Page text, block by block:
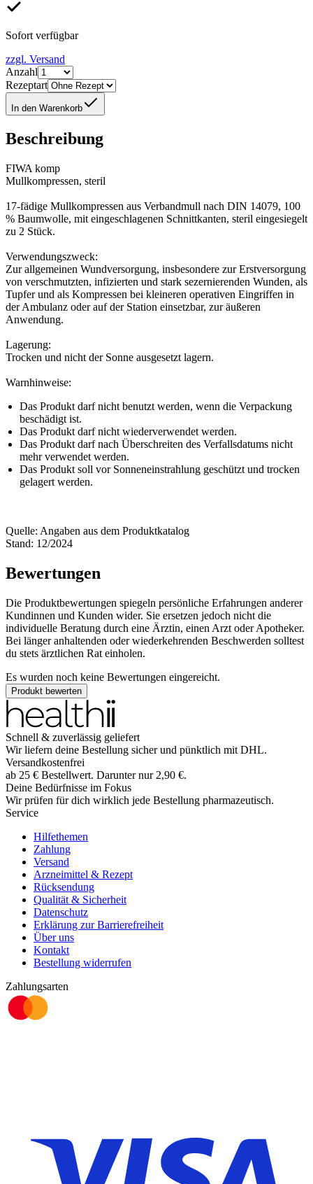
Sofort verfügbar
zzgl. Versand
Anzahl
Rezeptart
In den Warenkorb
Beschreibung
FIWA komp
Mullkompressen, steril
17-fädige Mullkompressen aus Verbandmull nach DIN 14079, 100
% Baumwolle, mit eingeschlagenen Schnittkanten, steril eingesiegelt
zu 2 Stück.
Verwendungszweck:
Zur allgemeinen Wundversorgung, insbesondere zur Erstversorgung
von verschmutzten, infizierten und stark sezernierenden Wunden, als
Tupfer und als Kompressen bei kleineren operativen Eingriffen in
der Ambulanz oder auf der Station einsetzbar, zur äußeren
Anwendung.
Lagerung:
Trocken und nicht der Sonne ausgesetzt lagern.
Warnhinweise:
Das Produkt darf nicht benutzt werden, wenn die Verpackung
beschädigt ist.
Das Produkt darf nicht wiederverwendet werden.
Das Produkt darf nach Überschreiten des Verfallsdatums nicht
mehr verwendet werden.
Das Produkt soll vor Sonneneinstrahlung geschützt und trocken
gelagert werden.
Quelle: Angaben aus dem Produktkatalog
Stand: 12/2024
Bewertungen
Die Produktbewertungen spiegeln persönliche Erfahrungen anderer
Kundinnen und Kunden wider. Sie ersetzen jedoch nicht die
individuelle Beratung durch eine Ärztin, einen Arzt oder Apotheker.
Bei länger anhaltenden oder wiederkehrenden Beschwerden solltest
du stets ärztlichen Rat einholen.
Es wurden noch keine Bewertungen eingereicht.
Produkt bewerten
Schnell & zuverlässig geliefert
Wir liefern deine Bestellung sicher und pünktlich mit DHL.
Versandkostenfrei
ab 25 € Bestellwert. Darunter nur 2,90 €.
Deine Bedürfnisse im Fokus
Wir prüfen für dich wirklich jede Bestellung pharmazeutisch.
Service
Hilfethemen
Zahlung
Versand
Arzneimittel & Rezept
Rücksendung
Qualität & Sicherheit
Datenschutz
Erklärung zur Barrierefreiheit
Über uns
Kontakt
Bestellung widerrufen
Zahlungsarten